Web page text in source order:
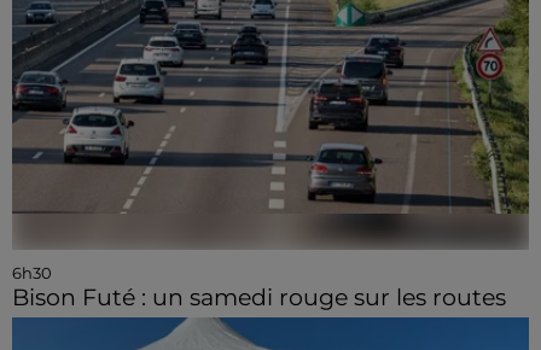
6h30
Bison Futé : un samedi rouge sur les routes